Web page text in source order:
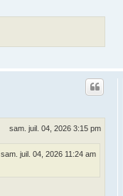
sam. juil. 04, 2026 3:15 pm
sam. juil. 04, 2026 11:24 am